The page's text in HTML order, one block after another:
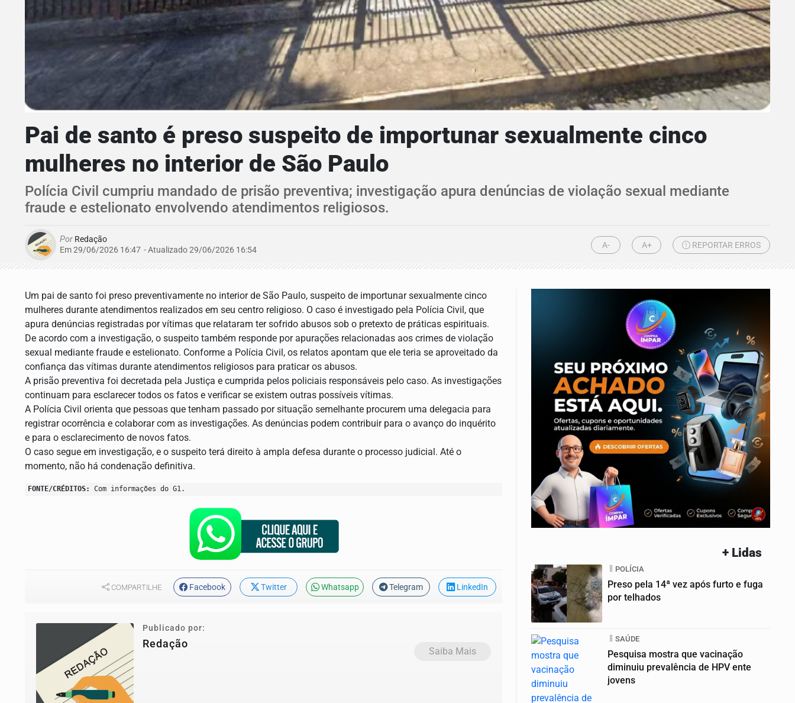
Pai de santo é preso suspeito de importunar sexualmente cinco
mulheres no interior de São Paulo
Polícia Civil cumpriu mandado de prisão preventiva; investigação apura denúncias de violação sexual mediante
fraude e estelionato envolvendo atendimentos religiosos.
Por Redação
Em 29/06/2026 16:47 - Atualizado29/06/2026 16:54 A- A+ REPORTAR ERROS
Um pai de santo foi preso preventivamente no interior de São Paulo, suspeito de importunar sexualmente cinco
mulheres durante atendimentos realizados em seu centro religioso. O caso é investigado pela Polícia Civil, que
apura denúncias registradas por vítimas que relataram ter sofrido abusos sob o pretexto de práticas espirituais.
De acordo com a investigação, o suspeito também responde por apurações relacionadas aos crimes de violação
sexual mediante fraude e estelionato. Conforme a Polícia Civil, os relatos apontam que ele teria se aproveitado da
confiança das vítimas durante atendimentos religiosos para praticar os abusos.
A prisão preventiva foi decretada pela Justiça e cumprida pelos policiais responsáveis pelo caso. As investigações
continuam para esclarecer todos os fatos e verificar se existem outras possíveis vítimas.
A Polícia Civil orienta que pessoas que tenham passado por situação semelhante procurem uma delegacia para
registrar ocorrência e colaborar com as investigações. As denúncias podem contribuir para o avanço do inquérito
e para o esclarecimento de novos fatos.
O caso segue em investigação, e o suspeito terá direito à ampla defesa durante o processo judicial. Até o
momento, não há condenação definitiva.
FONTE/CRÉDITOS: Com informações do G1.
COMPARTILHE Facebook Twitter Whatsapp Telegram LinkedIn
Publicado por:
Redação
Saiba Mais
+ Lidas
01
POLÍCIA
Preso pela 14ª vez após furto e fuga
por telhados
SAÚDE
Pesquisa mostra que vacinação
diminuiu prevalência de HPV ente
jovens